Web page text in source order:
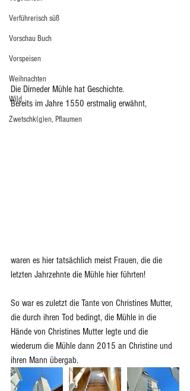
Verführerisch süß
Vorschau Buch
Vorspeisen
Weihnachten
Wild
Zwetschk(g)en, Pflaumen
Die Dirneder Mühle hat Geschichte.
Bereits im Jahre 1550 erstmalig erwähnt,
waren es hier tatsächlich meist Frauen, die die
letzten Jahrzehnte die Mühle hier führten!
So war es zuletzt die Tante von Christines Mutter,
die durch ihren Tod bedingt, die Mühle in die
Hände von Christines Mutter legte und die
wiederum die Mühle dann 2015 an Christine und
ihren Mann übergab.